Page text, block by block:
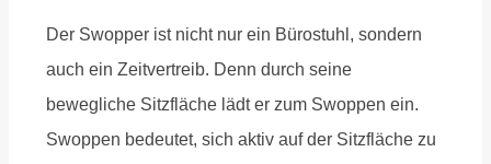
Der Swopper ist nicht nur ein Bürostuhl, sondern
auch ein Zeitvertreib. Denn durch seine
bewegliche Sitzfläche lädt er zum Swoppen ein.
Swoppen bedeutet, sich aktiv auf der Sitzfläche zu